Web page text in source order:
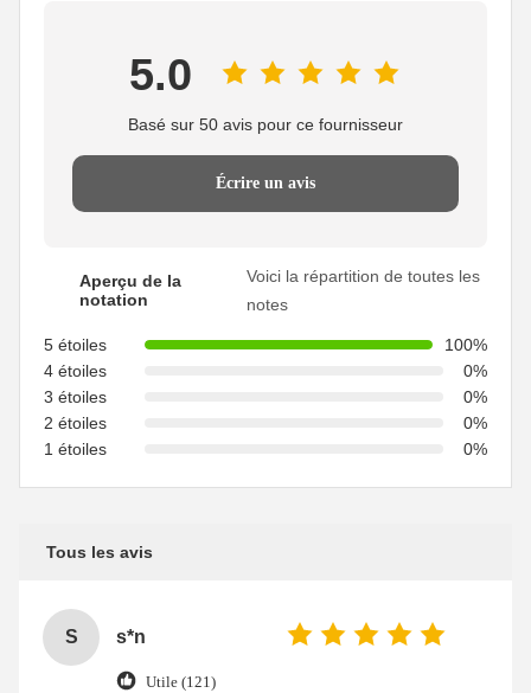
5.0
Basé sur 50 avis pour ce fournisseur
Écrire un avis
Aperçu de la
notation
Voici la répartition de toutes les
notes
5 étoiles
100%
4 étoiles
0%
3 étoiles
0%
2 étoiles
0%
1 étoiles
0%
Tous les avis
S s*n
Utile (121)